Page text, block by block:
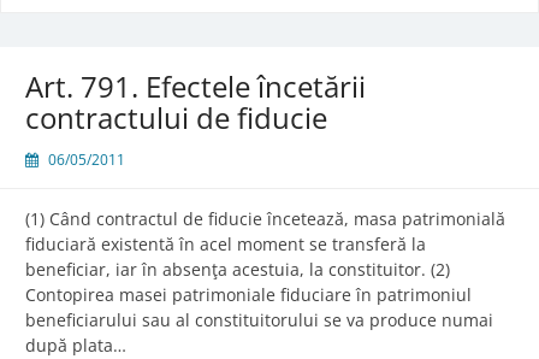
Art. 791. Efectele încetării
contractului de fiducie
06/05/2011
(1) Când contractul de fiducie încetează, masa patrimonială
fiduciară existentă în acel moment se transferă la
beneficiar, iar în absenţa acestuia, la constituitor. (2)
Contopirea masei patrimoniale fiduciare în patrimoniul
beneficiarului sau al constituitorului se va produce numai
după plata…